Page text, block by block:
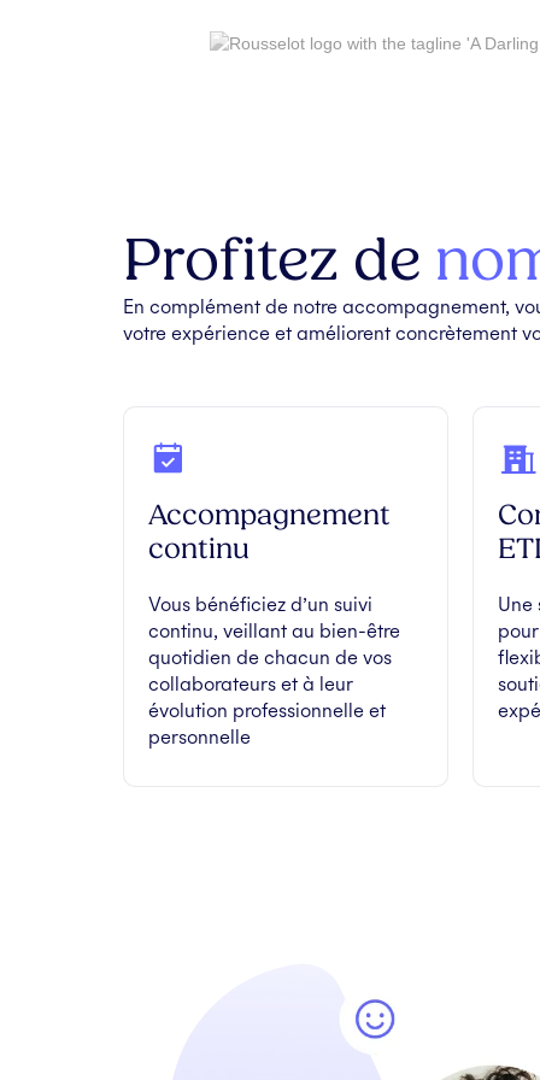
Profitez de
En complément de notre accompagnement,
votre expérience et améliorent concrètement
Accompagnement
continu
Vous bénéficiez d’un suivi
continu, veillant au bien-être
quotidien de chacun de vos
collaborateurs et à leur
évolution professionnelle et
personnelle
ETI
Une